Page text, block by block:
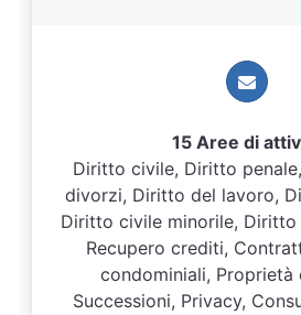
15 Aree di
Diritto civile, Diritto
divorzi, Diritto del lavoro,
Diritto civile minorile, Diritto
Recupero crediti,
condominiali, Proprietà
Successioni, Privacy,